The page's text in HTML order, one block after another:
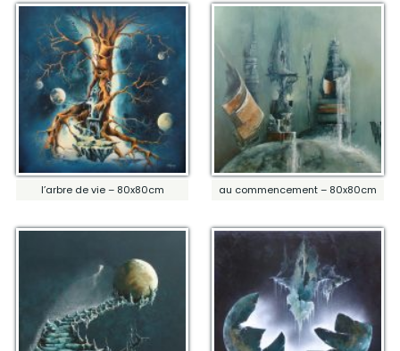
l’arbre de vie – 80x80cm au commencement – 80x80cm